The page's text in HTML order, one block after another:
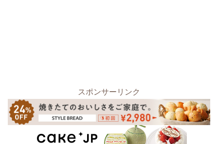
スポンサーリンク